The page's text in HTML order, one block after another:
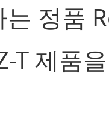
정품
T 제품